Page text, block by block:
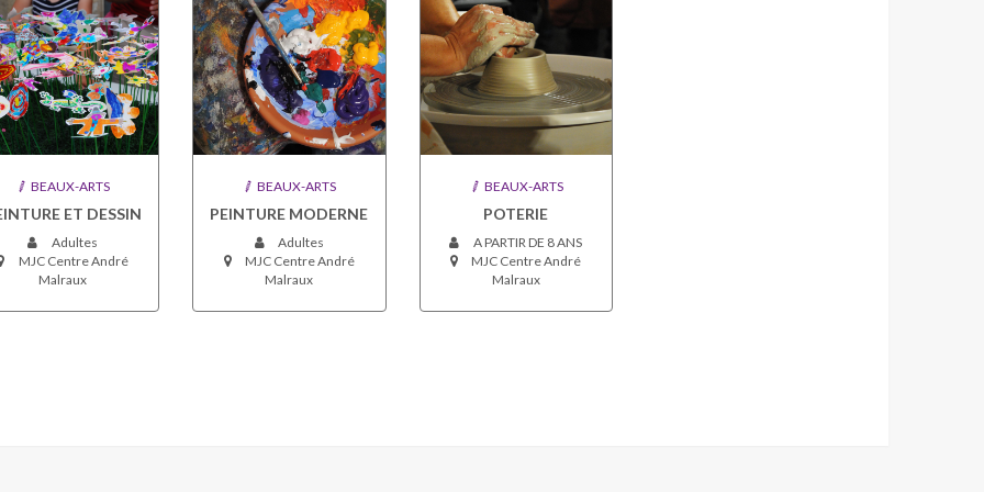
BEAUX-ARTS
ET DESSIN
Adultes
MJC Centre André
Malraux
BEAUX-ARTS
PEINTURE MODERNE
Adultes
MJC Centre André
Malraux
BEAUX-ARTS
POTERIE
A PARTIR DE 8 ANS
MJC Centre André
Malraux